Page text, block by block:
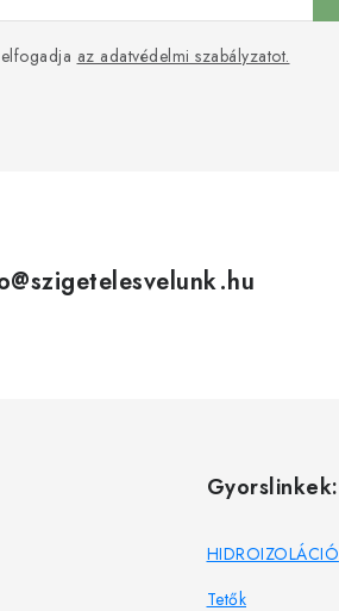
az adatvédelmi szabályzatot.
@szigetelesvelunk.hu
Gyorslinkek:
HIDROIZOLÁCIÓ
Tetők